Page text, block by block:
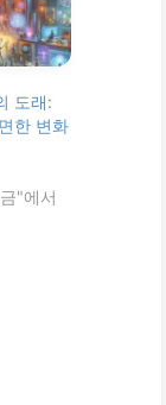
도래:
한 변화
"에서